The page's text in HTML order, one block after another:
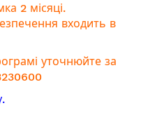
2 місяці.
входить в
уточнюйте за